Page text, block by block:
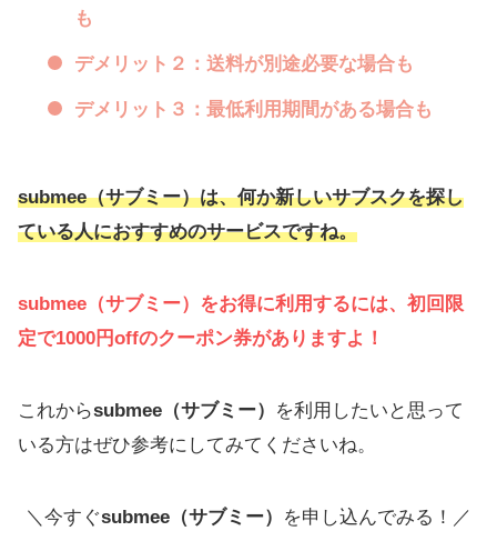
も
デメリット２：送料が別途必要な場合も
デメリット３：最低利用期間がある場合も
submee（サブミー）は、何か新しいサブスクを探し
ている人におすすめのサービスですね。
submee（サブミー） をお得に利用するには、初回限
定で1000円offのクーポン券がありますよ！
これからsubmee（サブミー）
を利用したいと思って
いる方はぜひ参考にしてみてくださいね。
＼今すぐsubmee（サブミー） を申し込んでみる！／